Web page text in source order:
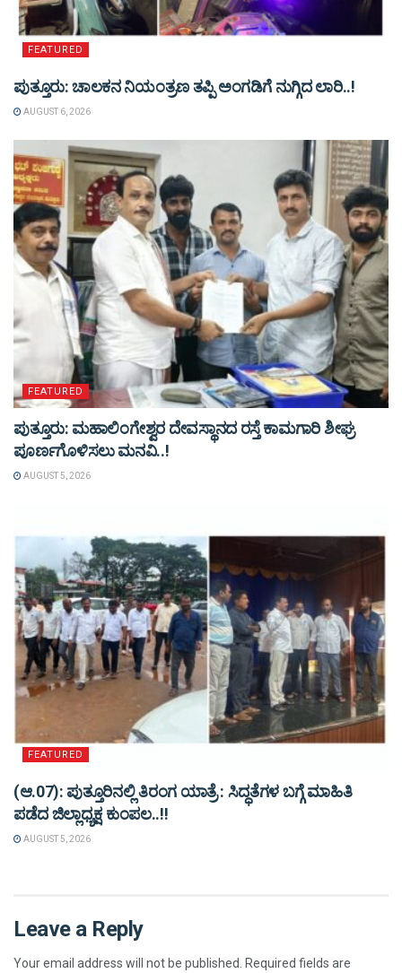
FEATURED
ಪುತ್ತೂರು: ಚಾಲಕನ ನಿಯಂತ್ರಣ ತಪ್ಪಿ ಅಂಗಡಿಗೆ ನುಗ್ಗಿದ ಲಾರಿ..!
AUGUST 6, 2026
FEATURED
ಪುತ್ತೂರು: ಮಹಾಲಿಂಗೇಶ್ವರ ದೇವಸ್ಥಾನದ ರಸ್ತೆ ಕಾಮಗಾರಿ ಶೀಘ್ರ
ಪೂರ್ಣಗೊಳಿಸಲು ಮನವಿ..!
AUGUST 5, 2026
FEATURED
(ಆ.07): ಪುತ್ತೂರಿನಲ್ಲಿ ತಿರಂಗ ಯಾತ್ರೆ : ಸಿದ್ಧತೆಗಳ ಬಗ್ಗೆ ಮಾಹಿತಿ
ಪಡೆದ ಜಿಲ್ಲಾಧ್ಯಕ್ಷ ಕುಂಪಲ..!!
AUGUST 5, 2026
Leave a Reply
Your email address will not be published. Required fields are